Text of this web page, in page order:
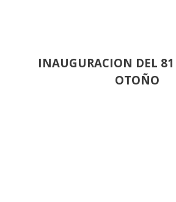
INAUGURACION DEL
OTOÑO